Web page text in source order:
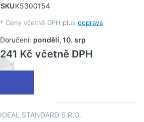
SKUK5300154
* Ceny včetně DPH plus doprava
Doručení: pondělí, 10. srp
241 Kč včetně DPH
IDEAL STANDARD S.R.O.